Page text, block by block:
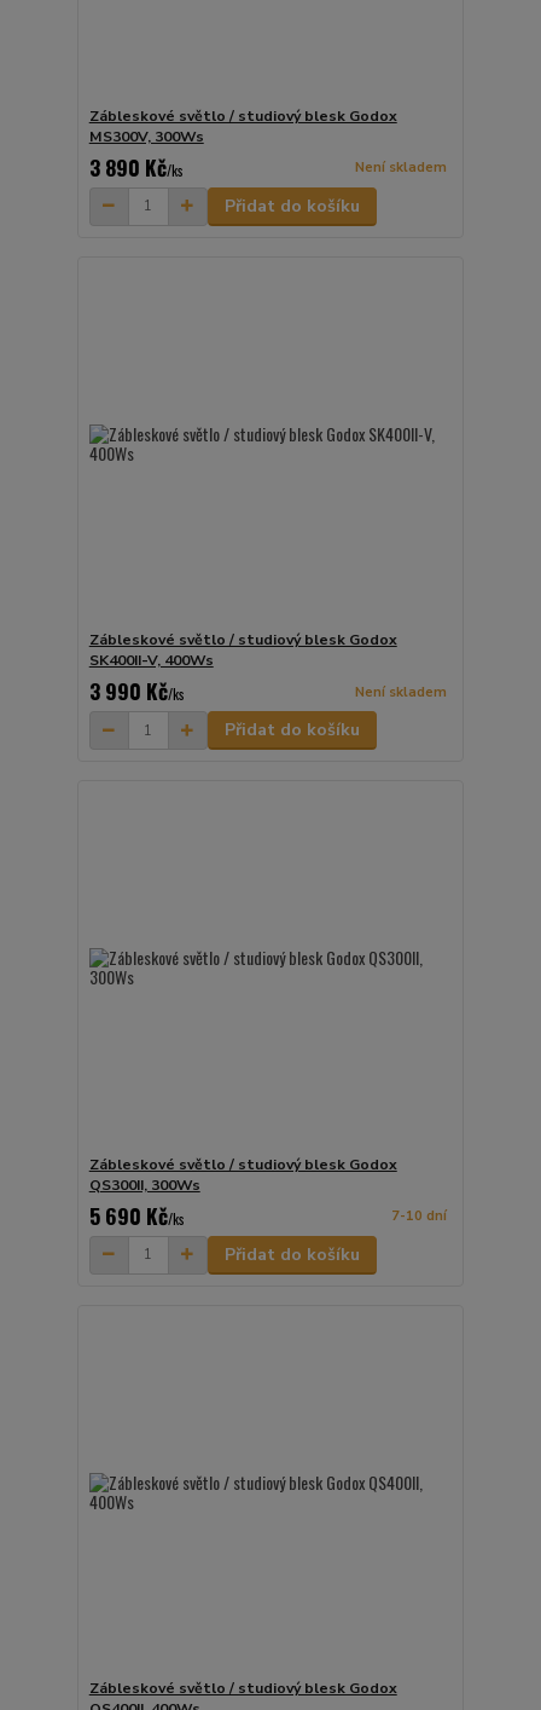
Zábleskové světlo / studiový blesk Godox
MS300V, 300Ws
3 890 Kč/ks Není skladem
Přidat do košíku
Zábleskové světlo / studiový blesk Godox
SK400II-V, 400Ws
3 990 Kč/ks Není skladem
Přidat do košíku
Zábleskové světlo / studiový blesk Godox
QS300II, 300Ws
5 690 Kč/ks 7-10 dní
Přidat do košíku
Zábleskové světlo / studiový blesk Godox